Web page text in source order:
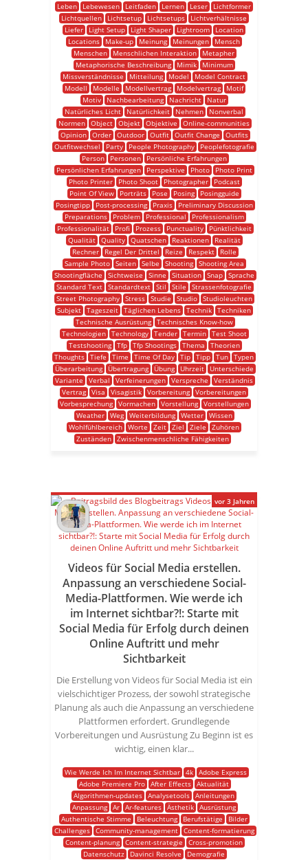
Leben
Lebewesen Leitfaden Lernen Leser
Lichtformer
Lichtquellen
Lichtsetup Lichtsetups
Lichtverhältnisse
Liefer
Light Setup Light Shaper Lightroom
Location
Locations
Make-up Meinung Meinungen
Mensch
Menschen
Menschlichen Interaktion
Metapher
Metaphorische Beschreibung
Mimik
Minimum
Missverständnisse
Mitteilung Model
Model Contract
Modell
Modelle Modellvertrag Modelvertrag
Motif
Motiv
Nachbearbeitung Nachricht
Natur
Natürliches Licht
Natürlichkeit Nehmen
Nonverbal
Normen Object Objekt Objektive
Online-communities
Opinion
Order Outdoor Outfit Outfit Change
Outfits
Outfitwechsel
Party People Photography
Peoplefotografie
Person
Personen
Persönliche Erfahrungen
Persönlichen Erfahrungen
Perspektive Photo
Photo Print
Photo Printer
Photo Shoot Photographer
Podcast
Point Of View
Porträts Pose Posing
Posingguide
Posingtipp
Post-processing Praxis
Preliminary Discussion
Preparations
Problem Professional
Professionalism
Professionalität
Profi Prozess Punctuality
Pünktlichkeit
Qualität
Quality Quatschen Reaktionen
Realität
Rechner
Regel Der Drittel Reize Respekt
Rolle
Sample Photo
Seiten Selbe Shooting
Shooting Area
Shootingfläche
Sichtweise Sinne Situation Snap
Sprache
Standard Text Standardtext Stil Stile
Strassenfotografie
Street Photography
Stress Studie Studio
Studioleuchten
Subjekt Tageszeit Täglichen Lebens Technik Techniken
Technische Ausrüstung
Technisches Know-how
Technologien
Technology Tender Termin
Test Shoot
Testshooting
Tfp Tfp Shootings Thema
Theorien
Thoughts Tiefe Time Time Of Day Tip Tipp Tun Typen
Überarbeitung
Übertragung Übung Uhrzeit
Unterschiede
Variante
Verbal Verfeinerungen Verspreche
Verständnis
Vertrag Visa Visagistik Vorbereitung Vorbereitungen
Vorbesprechung
Vormachen Vorstellung
Vorstellungen
Weather
Weg Weiterbildung Wetter
Wissen
Wohlfühlbereich Worte Zeit Ziel Ziele
Zuhören
Zuständen
Zwischenmenschliche Fähigkeiten
Videos für Social Media erstellen.
Anpassung an verschiedene Social-
Media-Plattformen. Wie werde ich
im Internet sichtbar?!: Starte mit
Social Media für Erfolg durch deinen
Online Auftritt und mehr
Sichtbarkeit
Die Erstellung von Videos für Social Media ist ein
vielschichtiger Prozess, der sowohl strategische
Planung als auch die Anpassung an verschiedene
Plattformen erfordert. Grundlegende
Vorbereitungen und Ausrüstung Zu Beginn ist es
wichtig, einen klar...
Wie Werde Ich Im Internet Sichtbar 4k Adobe Express
Adobe Premiere Pro After Effects Aktualität
Algorithmen-updates Analysetools Anleitungen
Anpassung Ar Ar-features Ästhetik Ausrüstung
Authentische Stimme
Beleuchtung Berufstätige
Bilder
Challenges
Community-management
Content-formatierung
Content-planung Content-strategie
Cross-promotion
Datenschutz
Davinci Resolve
Demografie
vor 3 Jahren